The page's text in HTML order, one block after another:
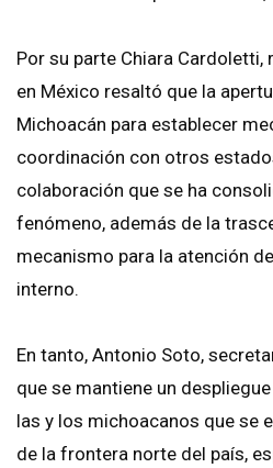
Por su parte Chiara Cardoletti,
en México resaltó que la
Michoacán para establecer
coordinación con otros
colaboración que se ha
fenómeno, además de la
mecanismo para la atención
interno.
En tanto, Antonio Soto,
que se mantiene un
las y los michoacanos que se
de la frontera norte del país,